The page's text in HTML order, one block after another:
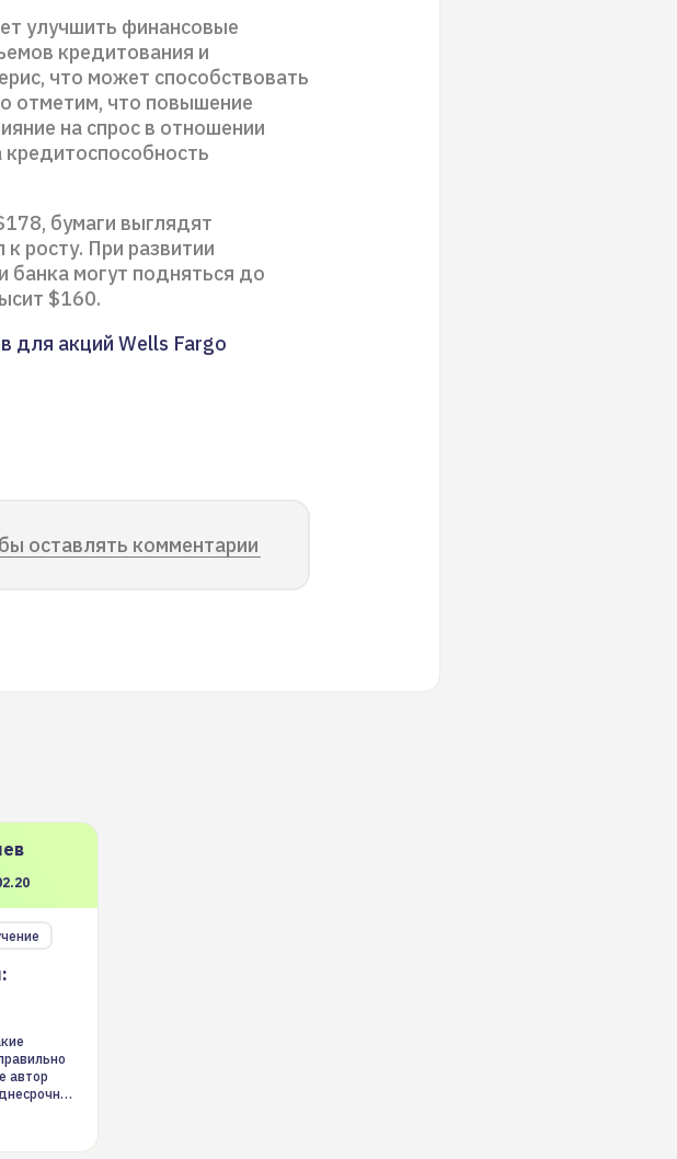
улучшить финансовые
кредитования и
что может способствовать
отметим, что повышение
на спрос в отношении
бумаги выглядят
росту. При развитии
банка могут подняться до
$160.
для акций Wells Fargo
оставлять комментарии
автор